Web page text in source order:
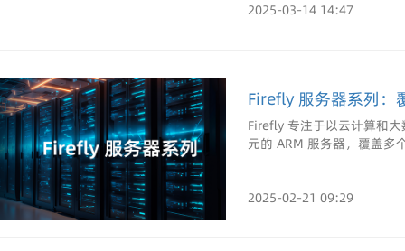
2025-03-14 14:47
Firefly 服务器系列：
Firefly 专注于以云计算和
元的 ARM 服务器，覆盖多
2025-02-21 09:29